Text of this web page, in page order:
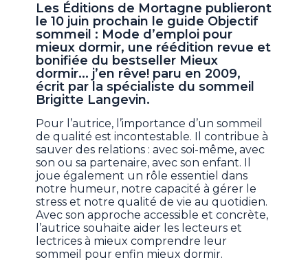
Les Éditions de Mortagne publieront
le 10 juin prochain le guide Objectif
sommeil : Mode d’emploi pour
mieux dormir, une réédition revue et
bonifiée du bestseller Mieux
dormir... j’en rêve! paru en 2009,
écrit par la spécialiste du sommeil
Brigitte Langevin.
Pour l’autrice, l’importance d’un sommeil
de qualité est incontestable. Il contribue à
sauver des relations : avec soi-même, avec
son ou sa partenaire, avec son enfant. Il
joue également un rôle essentiel dans
notre humeur, notre capacité à gérer le
stress et notre qualité de vie au quotidien.
Avec son approche accessible et concrète,
l’autrice souhaite aider les lecteurs et
lectrices à mieux comprendre leur
sommeil pour enfin mieux dormir.